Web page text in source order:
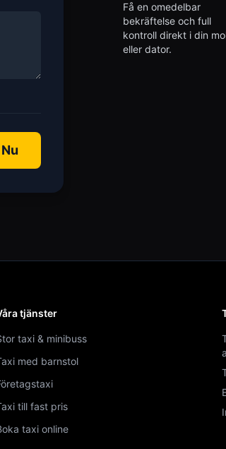
Få en omedelbar
bekräftelse och full
kontroll direkt i din
eller dator.
tjänster
taxi & minibuss
med barnstol
till fast pris
taxi online